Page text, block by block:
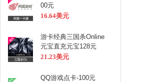
00元
16.64美元
游卡经典三国杀Online
元宝直充元宝128元
21.23美元
QQ游戏点卡-100元